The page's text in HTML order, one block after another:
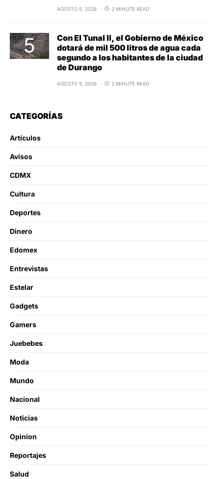
AGOSTO 5, 2026 2 MINUTE READ
Con El Tunal II, el Gobierno de México
dotará de mil 500 litros de agua cada
segundo a los habitantes de la ciudad
de Durango
AGOSTO 5, 2026 2 MINUTE READ
CATEGORÍAS
Artículos
Avisos
CDMX
Cultura
Deportes
Dinero
Edomex
Entrevistas
Estelar
Gadgets
Gamers
Juebebes
Moda
Mundo
Nacional
Noticias
Opinion
Reportajes
Salud